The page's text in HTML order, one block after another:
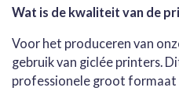
Wat is de kwaliteit van de
Voor het produceren van
gebruik van giclée printers.
professionele groot formaat